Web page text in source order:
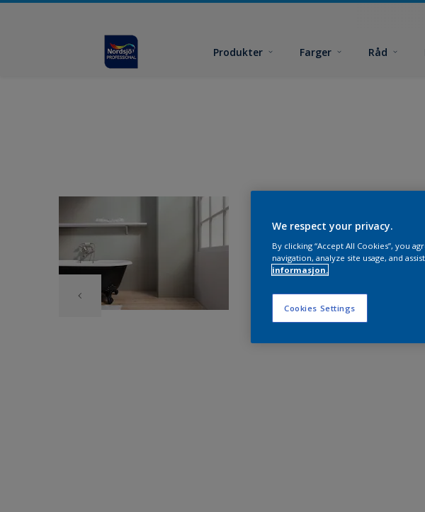
Produkter Farger Råd
We respect your privacy.
By clicking “Accept All Cookies”, you
navigation, analyze site usage, and
informasjon.
Cookies Settings